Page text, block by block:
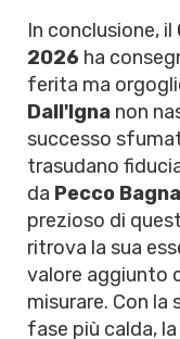
In conclusione, il
2026 ha
ferita ma
Dall'Igna non
successo
trasudano
da Pecco
prezioso di
ritrova la sua
valore aggiunto
misurare. Con la
fase più calda,